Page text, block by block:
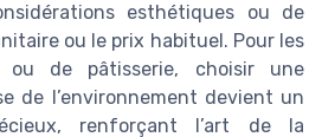
esthétiques ou de
ou le prix habituel. Pour les
ou de pâtisserie, choisir une
de l’environnement devient un
renforçant l’art de la